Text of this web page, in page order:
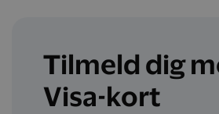
Tilmeld dig
Visa-kort